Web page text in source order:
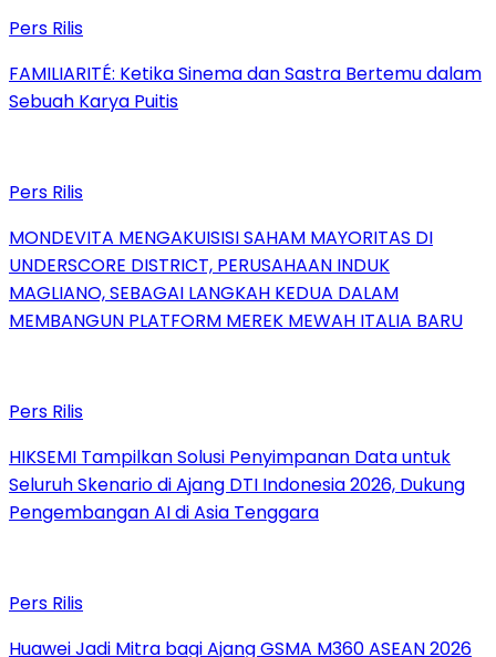
Pers Rilis
FAMILIARITÉ: Ketika Sinema dan Sastra Bertemu dalam
Sebuah Karya Puitis
Pers Rilis
MONDEVITA MENGAKUISISI SAHAM MAYORITAS DI
UNDERSCORE DISTRICT, PERUSAHAAN INDUK
MAGLIANO, SEBAGAI LANGKAH KEDUA DALAM
MEMBANGUN PLATFORM MEREK MEWAH ITALIA BARU
Pers Rilis
HIKSEMI Tampilkan Solusi Penyimpanan Data untuk
Seluruh Skenario di Ajang DTI Indonesia 2026, Dukung
Pengembangan AI di Asia Tenggara
Pers Rilis
Huawei Jadi Mitra bagi Ajang GSMA M360 ASEAN 2026